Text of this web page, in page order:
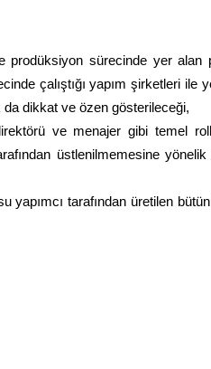
sürecinde yer alan
çalıştığı yapım şirketleri ile
dikkat ve özen gösterileceği,
ve menajer gibi temel
üstlenilmemesine
yapımcı tarafından üretilen